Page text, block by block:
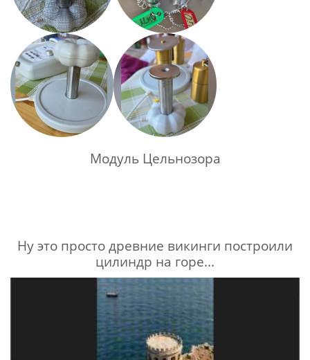
Модуль Цельнозора
Ну это просто древние викинги построили
цилиндр на горе...